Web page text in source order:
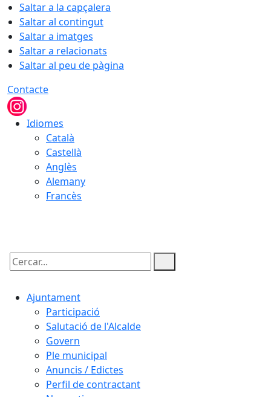
Saltar a la capçalera
Saltar al contingut
Saltar a imatges
Saltar a relacionats
Saltar al peu de pàgina
Contacte
Idiomes
Català
Castellà
Anglès
Alemany
Francès
Cercar:
Ajuntament
Participació
Salutació de l'Alcalde
Govern
Ple municipal
Anuncis / Edictes
Perfil de contractant